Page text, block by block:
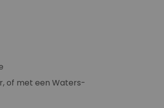
of met een Waters-